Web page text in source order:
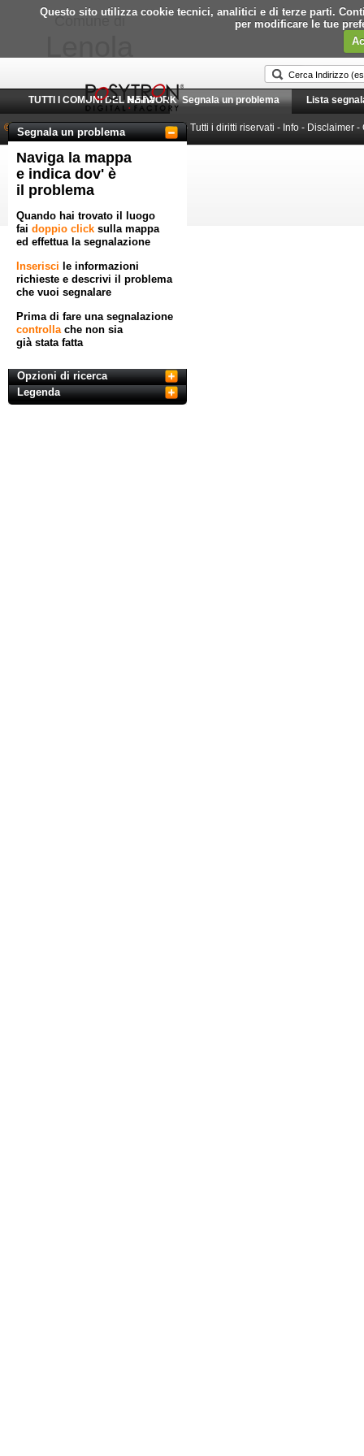
Questo sito utilizza cookie tecnici, analitici e di terze parti.
per modificare le tue
TUTTI I COMUNI DEL NETWORK
Home Segnala un problema Lista
Segnala un problema
Naviga la mappa
e indica dov' è
il problema
Quando hai trovato il luogo
fai doppio click sulla mappa
ed effettua la segnalazione
Inserisci le informazioni
richieste e descrivi il problema
che vuoi segnalare
Prima di fare una segnalazione
controllache non sia
già stata fatta
Opzioni di ricerca
Legenda
© 2010-2026 Posytron Engineering S.r.l.- Tutti i diritti riservati - Info - Disclaimer -
Powered by GeoWorkflow